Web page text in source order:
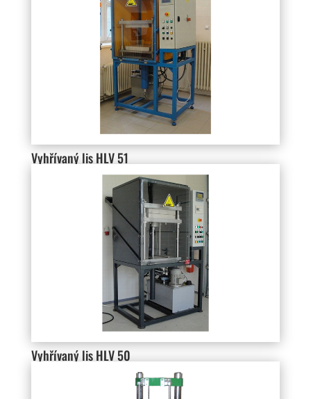
Vyhřívaný lis HLV 51
Vyhřívaný lis HLV 50